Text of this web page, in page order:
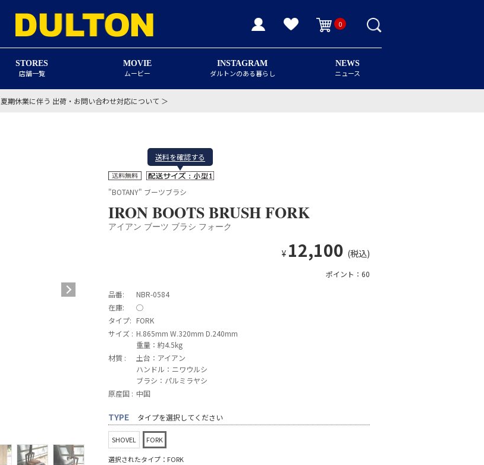
0
STORES
店舗一覧
MOVIE
ムービー
INSTAGRAM
ダルトンのある暮らし
NEWS
ニュース
夏期休業に伴う 出荷・お問い合わせ対応について ＞
送料を確認する
"BOTANY" ブーツブラシ
IRON BOOTS BRUSH FORK
アイアン ブーツ ブラシ フォーク
¥ 12,100 (税込)
ポイント：60
品番:
NBR-0584
在庫:
◯
タイプ: FORK
サイズ : H.865mm W.320mm D.240mm
重量：約4.5kg
材質 :
土台：アイアン
ハンドル：ニワウルシ
ブラシ：パルミラヤシ
原産国 : 中国
TYPE タイプを選択してください
SHOVEL FORK
選択されたタイプ：FORK